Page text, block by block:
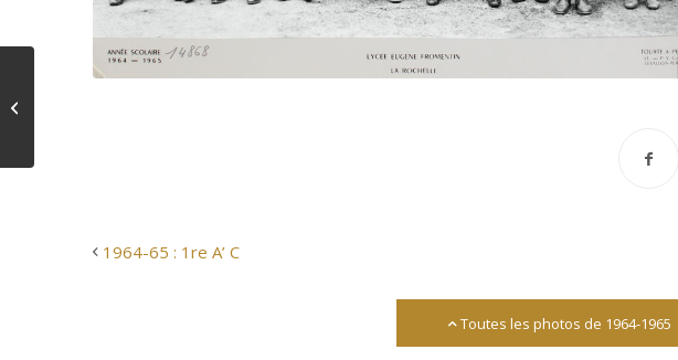
Archives départementales 17
1964-65 : 1re A’ C
Toutes les photos de 1964-1965